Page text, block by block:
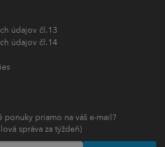
údajov čl.13
údajov čl.14
ponuky priamo na váš e-mail?
správa za týždeň)